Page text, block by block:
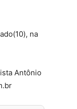
na
Antônio